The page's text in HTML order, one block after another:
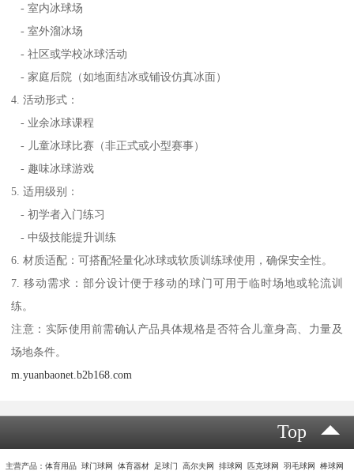
- 室内冰球场
- 室外溜冰场
- 社区或学校冰球活动
- 家庭后院（如地面结冰或铺设仿真冰面）
4. 活动形式：
- 业余冰球课程
- 儿童冰球比赛（非正式或小型赛事）
- 趣味冰球游戏
5. 适用级别：
- 初学者入门练习
- 中级技能提升训练
6. 材质适配：可搭配轻量化冰球或软质训练球使用，确保安全性。
7. 移动需求：部分设计便于移动的球门可用于临时场地或轮流训
练。
注意：实际使用前需确认产品具体规格是否符合儿童身高、力量及
场地条件。
m.yuanbaonet.b2b168.com
Top
主营产品：体育用品 球门球网 体育器材 足球门 高尔夫网 排球网 匹克球网 羽毛球网 棒球网